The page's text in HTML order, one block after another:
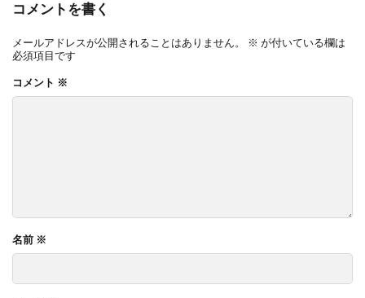
コメントを書く
メールアドレスが公開されることはありません。 ※ が付いている欄は
必須項目です
コメント ※
名前 ※